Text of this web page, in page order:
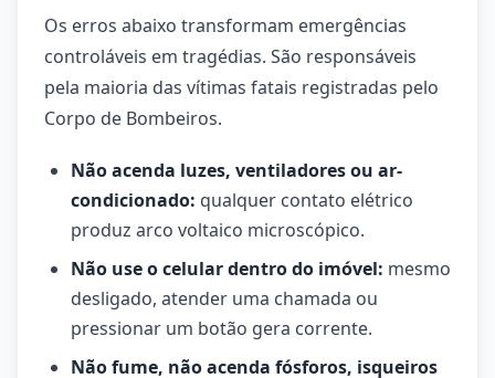
Os erros abaixo transformam emergências
controláveis em tragédias. São responsáveis
pela maioria das vítimas fatais registradas pelo
Corpo de Bombeiros.
Não acenda luzes, ventiladores ou ar-
condicionado: qualquer contato elétrico
produz arco voltaico microscópico.
Não use o celular dentro do imóvel: mesmo
desligado, atender uma chamada ou
pressionar um botão gera corrente.
Não fume, não acenda fósforos, isqueiros